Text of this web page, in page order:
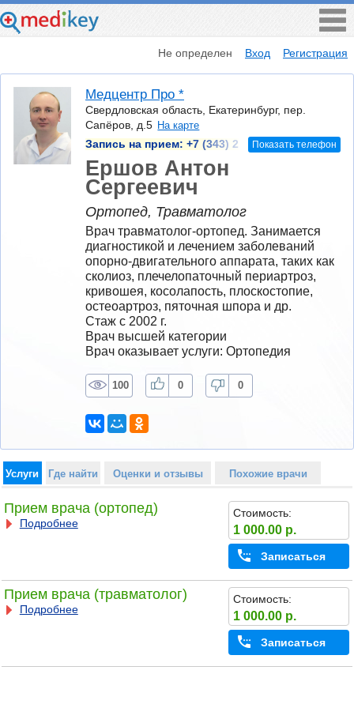
Не определен Вход Регистрация
Медцентр Про *
Свердловская область, Екатеринбург, пер.
Сапёров, д.5 На карте
Запись на прием: +7 (343) 2 Показать телефон
Ершов Антон
Сергеевич
Ортопед, Травматолог
Врач травматолог-ортопед. Занимается
диагностикой и лечением заболеваний
опорно-двигательного аппарата, таких как
сколиоз, плечелопаточный периартроз,
кривошея, косолапость, плоскостопие,
остеоартроз, пяточная шпора и др.
Стаж с 2002 г.
Врач высшей категории
Врач оказывает услуги: Ортопедия
100 0 0
Услуги Где найти Оценки и отзывы Похожие врачи
Прием врача (ортопед)
Подробнее
Стоимость:
1 000.00 р.
Записаться
Прием врача (травматолог)
Подробнее
Стоимость:
1 000.00 р.
Записаться